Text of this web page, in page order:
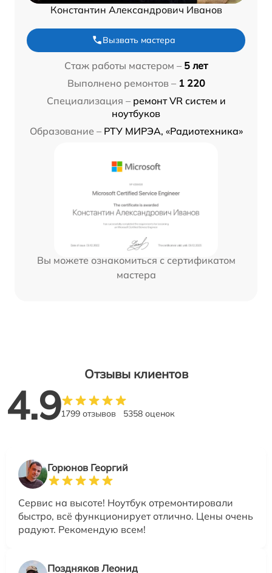
Константин Александрович Иванов
Вызвать мастера
Стаж работы мастером – 5 лет
Выполнено ремонтов – 1 220
Специализация – ремонт VR систем и
ноутбуков
Образование – РТУ МИРЭА, «Радиотехника»
Вы можете ознакомиться с сертификатом
мастера
Отзывы клиентов
4.91799 отзывов 5358 оценок
Горюнов Георгий
Сервис на высоте! Ноутбук отремонтировали
быстро, всё функционирует отлично. Цены очень
радуют. Рекомендую всем!
Поздняков Леонид